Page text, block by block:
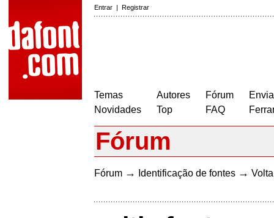
Entrar | Registrar
Temas
Novidades
Autores
Top
Fórum
FAQ
Fórum
Fórum → Identificação de fontes →